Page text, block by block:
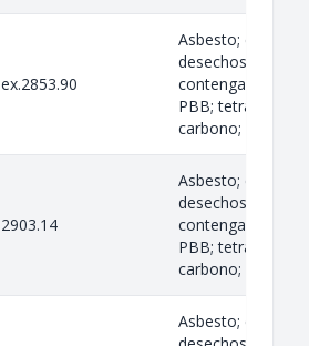
ex.2853.90
Asbesto; criolita;
desechos de
contengan PCB;
PBB; tetracloruro
carbono; ciertos...
2903.14
Asbesto; criolita;
desechos de
contengan PCB;
PBB; tetracloruro
carbono; ciertos...
Asbesto; criolita;